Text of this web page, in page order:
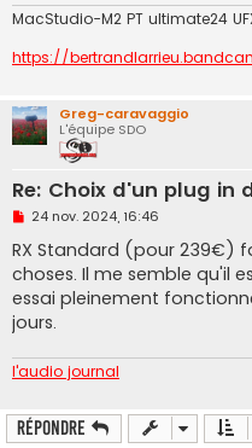
MacStudio-M2 PT ultimate24
https://
Greg-caravaggio
L'équipe SDO
Re: Choix d'un plug in
M
s
s
a
g
e
n
n
l
24 nov. 2024, 16:46
RX Standard (pour 239€)
choses. Il me semble qu'il
essai pleinement
jours.
l'audio journal
Répondre